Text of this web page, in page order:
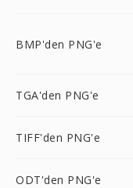
BMP'den PNG'e
TGA'den PNG'e
TIFF'den PNG'e
ODT'den PNG'e